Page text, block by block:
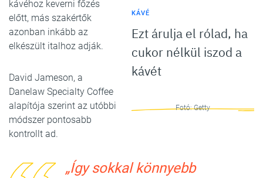
KÁVÉ
Ezt árulja el rólad, ha
cukor nélkül iszod a
kávét
Fotó: Getty
kávéhoz keverni főzés
előtt, más szakértők
azonban inkább az
elkészült italhoz adják.
David Jameson, a
Danelaw Specialty Coffee
alapítója szerint az utóbbi
módszer pontosabb
kontrollt ad.
„Így sokkal könnyebb